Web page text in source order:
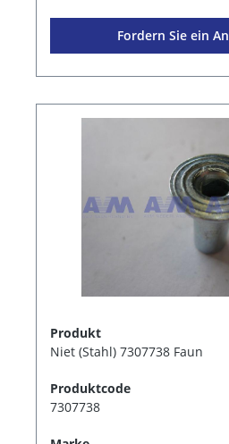
Fordern Sie ein
Produkt
Niet (Stahl) 7307738 Faun
Produktcode
7307738